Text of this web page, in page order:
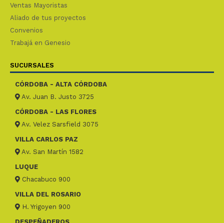
Ventas Mayoristas
Aliado de tus proyectos
Convenios
Trabajá en Genesio
SUCURSALES
CÓRDOBA - ALTA CÓRDOBA
Av. Juan B. Justo 3725
CÓRDOBA - LAS FLORES
Av. Velez Sarsfield 3075
VILLA CARLOS PAZ
Av. San Martín 1582
LUQUE
Chacabuco 900
VILLA DEL ROSARIO
H. Yrigoyen 900